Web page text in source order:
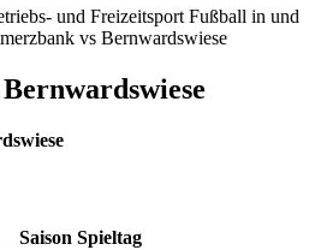
und Freizeitsport Fußball in und
vs Bernwardswiese
Saison Spieltag